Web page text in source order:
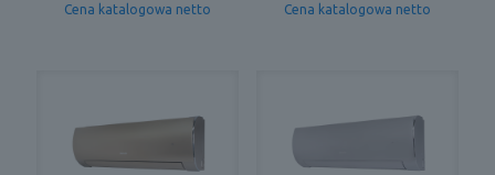
Cena katalogowa netto Cena katalogowa netto